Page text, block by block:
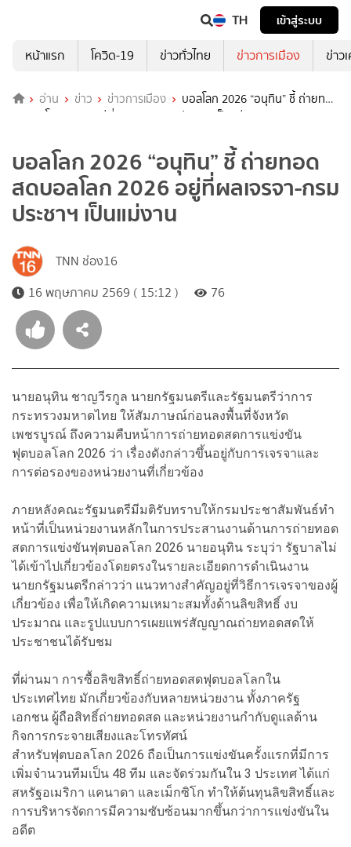
TH
เข้าสู่ระบบ
หน้าแรก
โควิด-19 ข่าวทั่วไทย ข่าวการเมือง ข่าว
อ่าน ข่าว ข่าวการเมือง
บอลโลก 2026 “อนุทิน” ชี้ ถ่ายทอด
สดบอลโลก 2026 อยู่ที่ผลเจรจา-กรมประชาฯ เป็นแม่งาน
บอลโลก 2026 “อนุทิน” ชี้ ถ่ายทอด
สดบอลโลก 2026 อยู่ที่ผลเจรจา-กรม
ประชาฯ เป็นแม่งาน
TNN ช่อง16
16 พฤษภาคม 2569 ( 15:12 )
76
นายอนุทิน ชาญวีรกูล นายกรัฐมนตรีและรัฐมนตรีว่าการ
กระทรวงมหาดไทย ให้สัมภาษณ์ก่อนลงพื้นที่จังหวัด
เพชรบูรณ์ ถึงความคืบหน้าการถ่ายทอดสดการแข่งขัน
ฟุตบอลโลก 2026 ว่า เรื่องดังกล่าวขึ้นอยู่กับการเจรจาและ
การต่อรองของหน่วยงานที่เกี่ยวข้อง
ภายหลังคณะรัฐมนตรีมีมติรับทราบให้กรมประชาสัมพันธ์ทำ
หน้าที่เป็นหน่วยงานหลักในการประสานงานด้านการถ่ายทอด
สดการแข่งขันฟุตบอลโลก 2026 นายอนุทิน ระบุว่า รัฐบาลไม่
ได้เข้าไปเกี่ยวข้องโดยตรงในรายละเอียดการดำเนินงาน
นายกรัฐมนตรีกล่าวว่า แนวทางสำคัญอยู่ที่วิธีการเจรจาของผู้
เกี่ยวข้อง เพื่อให้เกิดความเหมาะสมทั้งด้านลิขสิทธิ์ งบ
ประมาณ และรูปแบบการเผยแพร่สัญญาณถ่ายทอดสดให้
ประชาชนได้รับชม
ที่ผ่านมา การซื้อลิขสิทธิ์ถ่ายทอดสดฟุตบอลโลกใน
ประเทศไทย มักเกี่ยวข้องกับหลายหน่วยงาน ทั้งภาครัฐ
เอกชน ผู้ถือสิทธิ์ถ่ายทอดสด และหน่วยงานกำกับดูแลด้าน
กิจการกระจายเสียงและโทรทัศน์
สำหรับฟุตบอลโลก 2026 ถือเป็นการแข่งขันครั้งแรกที่มีการ
เพิ่มจำนวนทีมเป็น 48 ทีม และจัดร่วมกันใน 3 ประเทศ ได้แก่
สหรัฐอเมริกา แคนาดา และเม็กซิโก ทำให้ต้นทุนลิขสิทธิ์และ
การบริหารจัดการมีความซับซ้อนมากขึ้นกว่าการแข่งขันใน
อดีต